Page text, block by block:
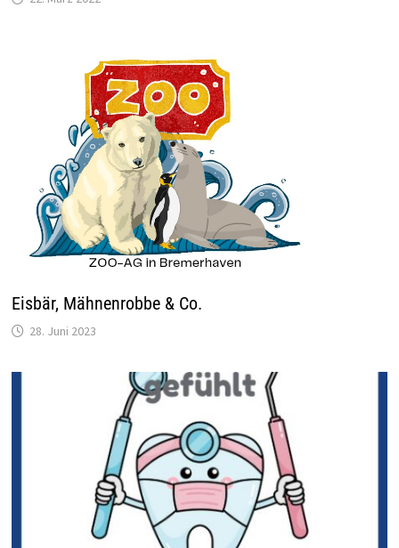
Eisbär, Mähnenrobbe & Co.
28. Juni 2023